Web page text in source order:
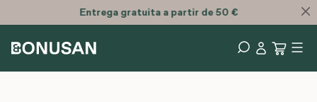
Entrega gratuita a partir de 50 €